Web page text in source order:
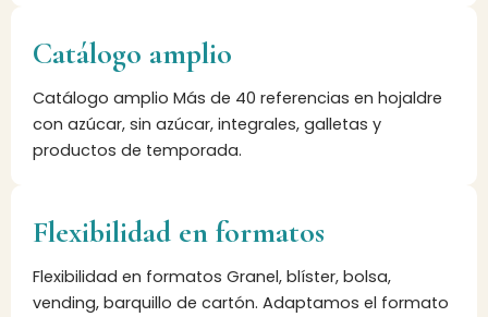
Catálogo amplio
Catálogo amplio Más de 40 referencias en hojaldre
con azúcar, sin azúcar, integrales, galletas y
productos de temporada.
Flexibilidad en formatos
Flexibilidad en formatos Granel, blíster, bolsa,
vending, barquillo de cartón. Adaptamos el formato